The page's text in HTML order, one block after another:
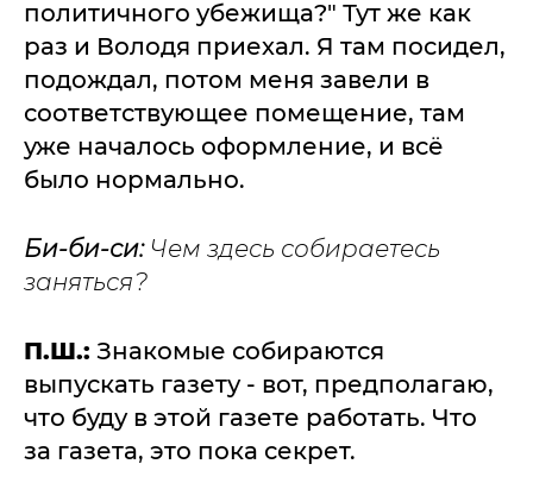
политичного убежища?" Тут же как
раз и Володя приехал. Я там посидел,
подождал, потом меня завели в
соответствующее помещение, там
уже началось оформление, и всё
было нормально.
Би-би-си:Чем здесь собираетесь
заняться?
П.Ш.: Знакомые собираются
выпускать газету - вот, предполагаю,
что буду в этой газете работать. Что
за газета, это пока секрет.